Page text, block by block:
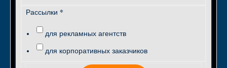
Рассылки *
для рекламных агентств
для корпоративных заказчиков